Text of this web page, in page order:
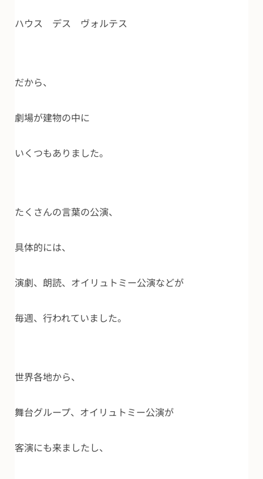
ハウス デス ヴォルテス
だから、
劇場が建物の中に
いくつもありました。
たくさんの言葉の公演、
具体的には、
演劇、朗読、オイリュトミー公演などが
毎週、行われていました。
世界各地から、
舞台グループ、オイリュトミー公演が
客演にも来ましたし、